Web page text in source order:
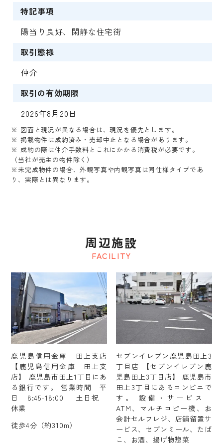
特記事項
陽当り良好、閑静な住宅街
取引態様
仲介
取引の有効期限
2026年8月20日
※ 図面と現況が異なる場合は、現況を優先とします。
※ 掲載物件は成約済み・売却中止となる場合があります。
※ 成約の際は仲介手数料とこれにかかる消費税が必要です。
（当社が売主の物件除く）
※未完成物件の場合、外観写真や内観写真は同仕様タイプであ
り、実際とは異なります。
FACILITY
周辺施設
鹿児島信用金庫 田上支店
【鹿児島信用金庫 田上支
店】 鹿児島市田上1丁目にあ
る銀行です。 営業時間 平
日 8:45-18:00 土日祝
休業
徒歩4分（約310m）
セブンイレブン鹿児島田上3
丁目店 【セブンイレブン鹿
児島田上3丁目店】 鹿児島市
田上3丁目にあるコンビニで
す。 設備・サービス
ATM、マルチコピー機、お
会計セルフレジ、店舗留置サ
ービス、セブンミール、たば
こ、お酒、揚げ物惣菜